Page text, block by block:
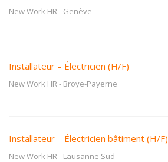
New Work HR- Genève
Installateur – Électricien (H/F)
New Work HR- Broye-Payerne
Installateur – Électricien bâtiment (H/F)
New Work HR- Lausanne Sud